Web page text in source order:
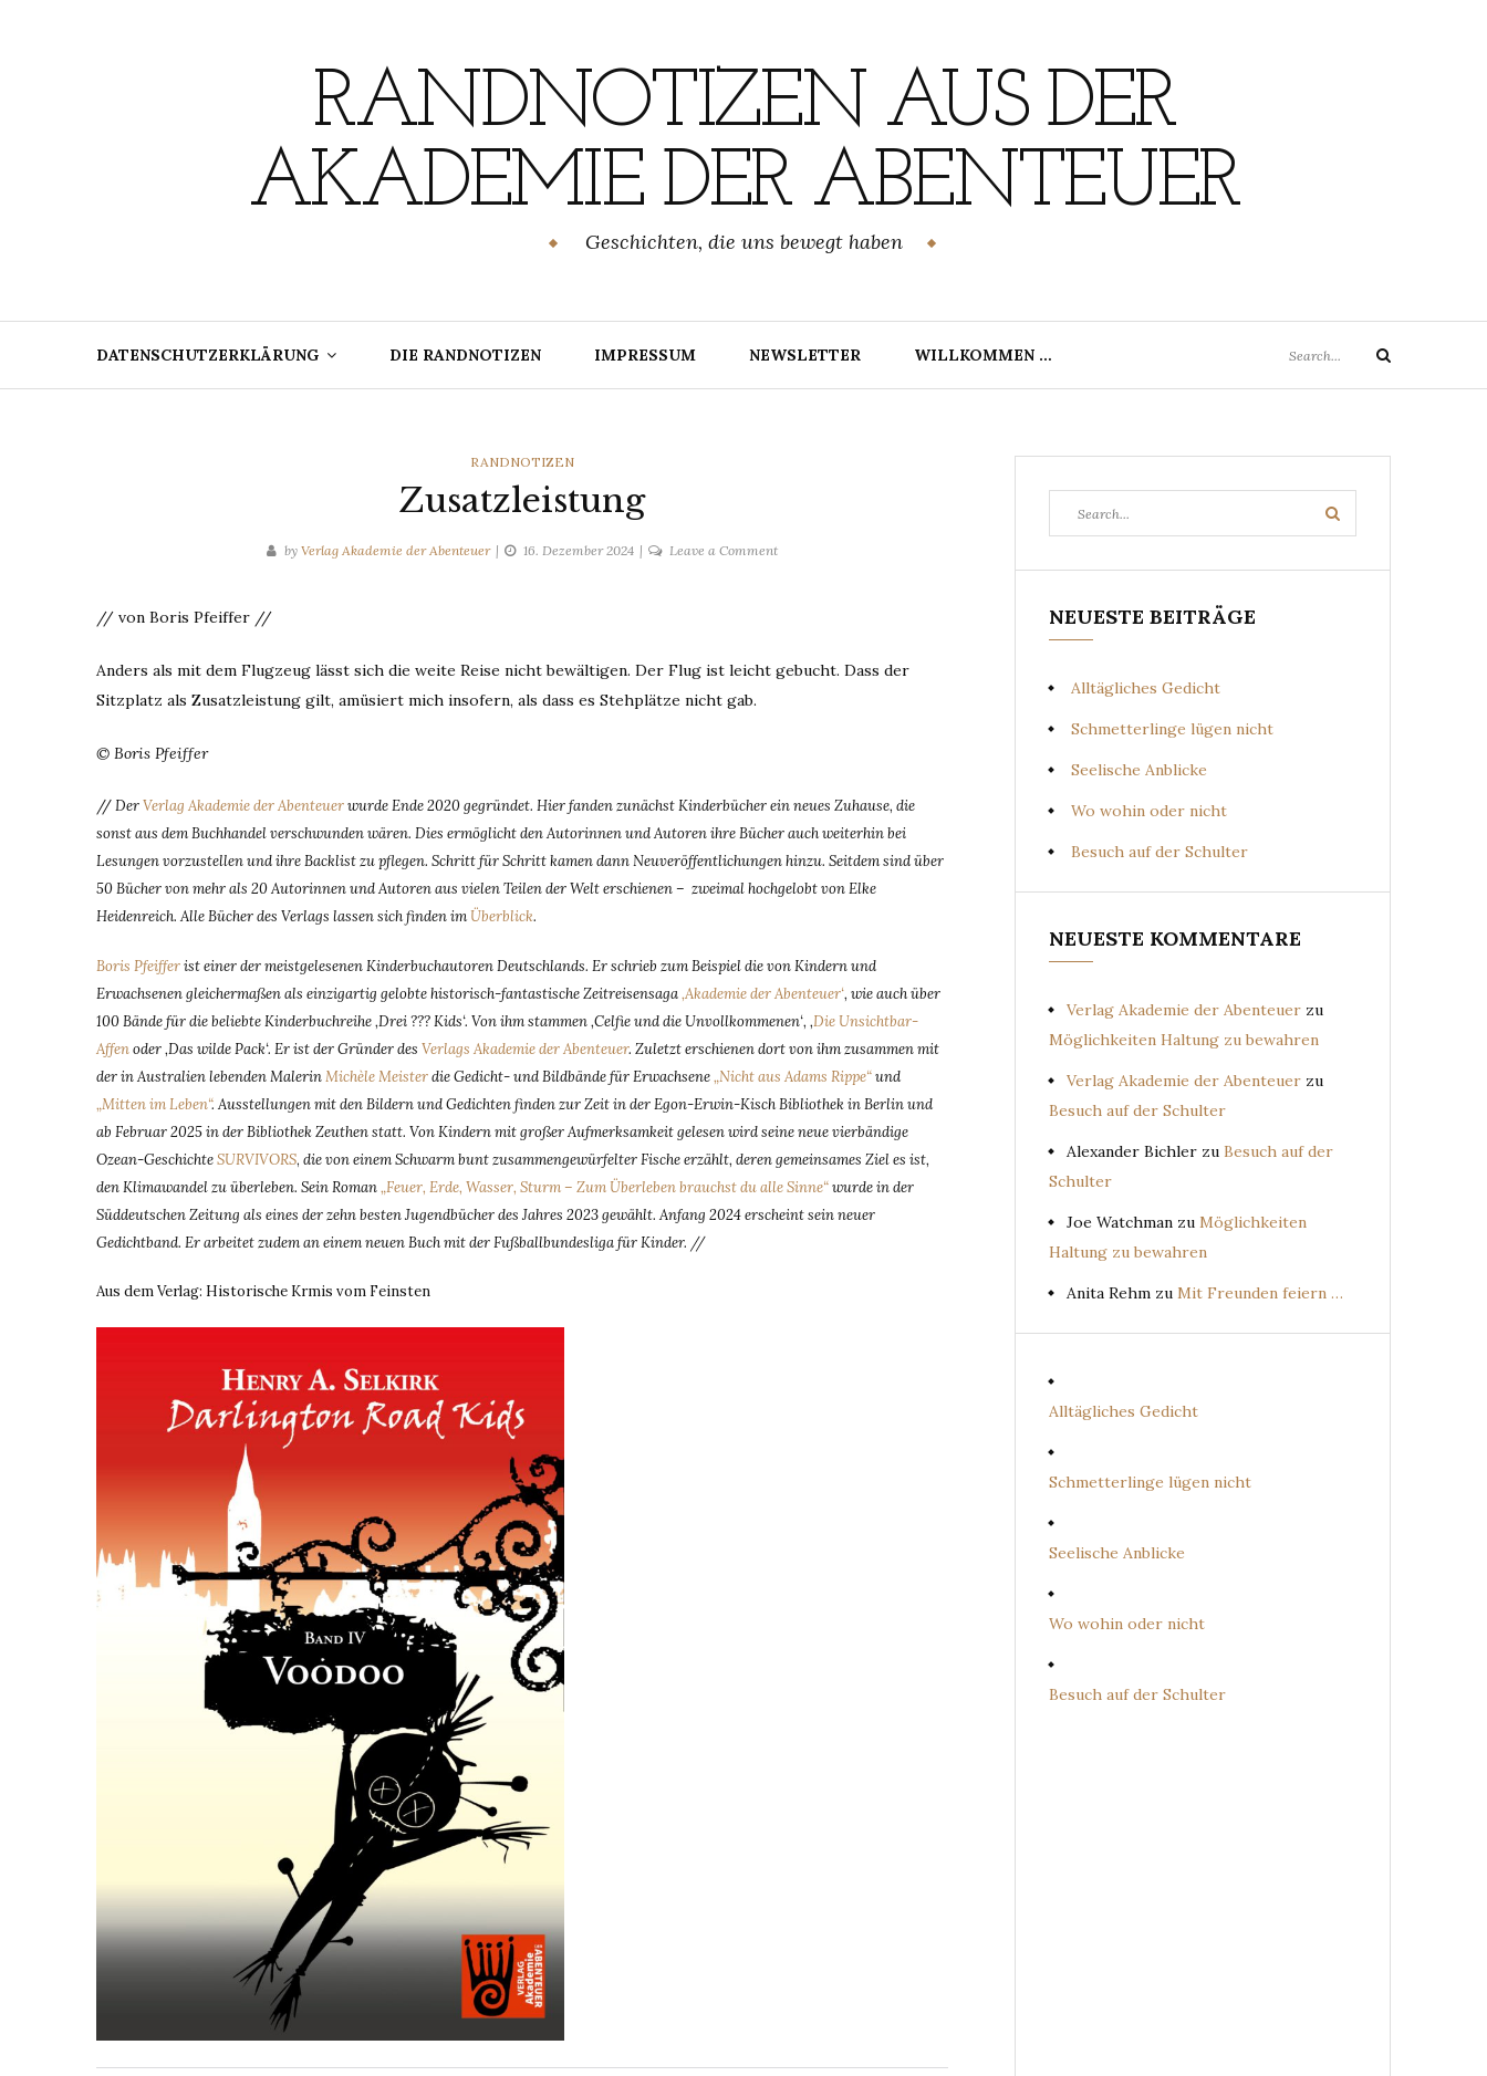
RANDNOTIZEN AUS DER
AKADEMIE DER ABENTEUER
Geschichten, die uns bewegt haben
DATENSCHUTZERKLÄRUNG DIE RANDNOTIZEN IMPRESSUM NEWSLETTER WILLKOMMEN …
for:
Search
CATEGORIES
RANDNOTIZEN
Zusatzleistung
by Verlag Akademie der Abenteuer 16. Dezember 2024 Leave a Commenton
// von Boris Pfeiffer //
Anders als mit dem Flugzeug lässt sich die weite Reise nicht bewältigen. Der Flug ist leicht gebucht. Dass der
Sitzplatz als Zusatzleistung gilt, amüsiert mich insofern, als dass es Stehplätze nicht gab.
© Boris Pfeiffer
//DerVerlag Akademie der Abenteuerwurde Ende 2020 gegründet. Hier fanden zunächst Kinderbücher ein neues Zuhause, die
sonst aus dem Buchhandel verschwunden wären. Dies ermöglicht den Autorinnen und Autoren ihre Bücher auch weiterhin bei
Lesungen vorzustellen und ihre Backlist zu pflegen. Schritt für Schritt kamen dann Neuveröffentlichungen hinzu. Seitdem sind über
50 Bücher von mehr als 20 Autorinnen und Autoren aus vielen Teilen der Welt erschienen – zweimal hochgelobt von Elke
Heidenreich. Alle Bücher des Verlags lassen sich finden imÜberblick.
Boris Pfeifferist einer der meistgelesenen Kinderbuchautoren Deutschlands. Er schrieb zum Beispiel die von Kindern und
Erwachsenen gleichermaßen als einzigartig gelobte historisch-fantastische Zeitreisensaga‚Akademie der Abenteuer‘, wie auch über
100 Bände für die beliebte Kinderbuchreihe ‚Drei ??? Kids‘. Von ihm stammen ‚Celfie und die Unvollkommenen‘, ‚Die Unsichtbar-
Affenoder ‚Das wilde Pack‘. Er ist der Gründer des Verlags Akademie der Abenteuer. Zuletzt erschienen dort von ihm zusammen mit
der in Australien lebenden MalerinMichèle Meisterdie Gedicht- und Bildbände für Erwachsene„Nicht aus Adams Rippe“und
„Mitten im Leben“. Ausstellungen mit den Bildern und Gedichten finden zur Zeit in der Egon-Erwin-Kisch Bibliothek in Berlin und
ab Februar 2025 in der Bibliothek Zeuthen statt. Von Kindern mit großer Aufmerksamkeit gelesen wird seine neue vierbändige
Ozean-GeschichteSURVIVORS, die von einem Schwarm bunt zusammengewürfelter Fische erzählt, deren gemeinsames Ziel es ist,
den Klimawandel zu überleben. Sein Roman„Feuer, Erde, Wasser, Sturm – Zum Überleben brauchst du alle Sinne“wurde in der
Süddeutschen Zeitung als eines der zehn besten Jugendbücher des Jahres 2023 gewählt. Anfang 2024 erscheint sein neuer
Gedichtband. Er arbeitet zudem an einem neuen Buch mit der Fußballbundesliga für Kinder. //
Aus dem Verlag: Historische Krmis vom Feinsten
for:
Search
NEUESTE BEITRÄGE
Alltägliches Gedicht
Schmetterlinge lügen nicht
Seelische Anblicke
Wo wohin oder nicht
Besuch auf der Schulter
NEUESTE KOMMENTARE
Verlag Akademie der Abenteuer zu
Möglichkeiten Haltung zu bewahren
Verlag Akademie der Abenteuer zu
Besuch auf der Schulter
Alexander Bichler zu Besuch auf der
Schulter
Joe Watchman zu Möglichkeiten
Haltung zu bewahren
Anita Rehm zu Mit Freunden feiern …
Alltägliches Gedicht
Schmetterlinge lügen nicht
Seelische Anblicke
Wo wohin oder nicht
Besuch auf der Schulter